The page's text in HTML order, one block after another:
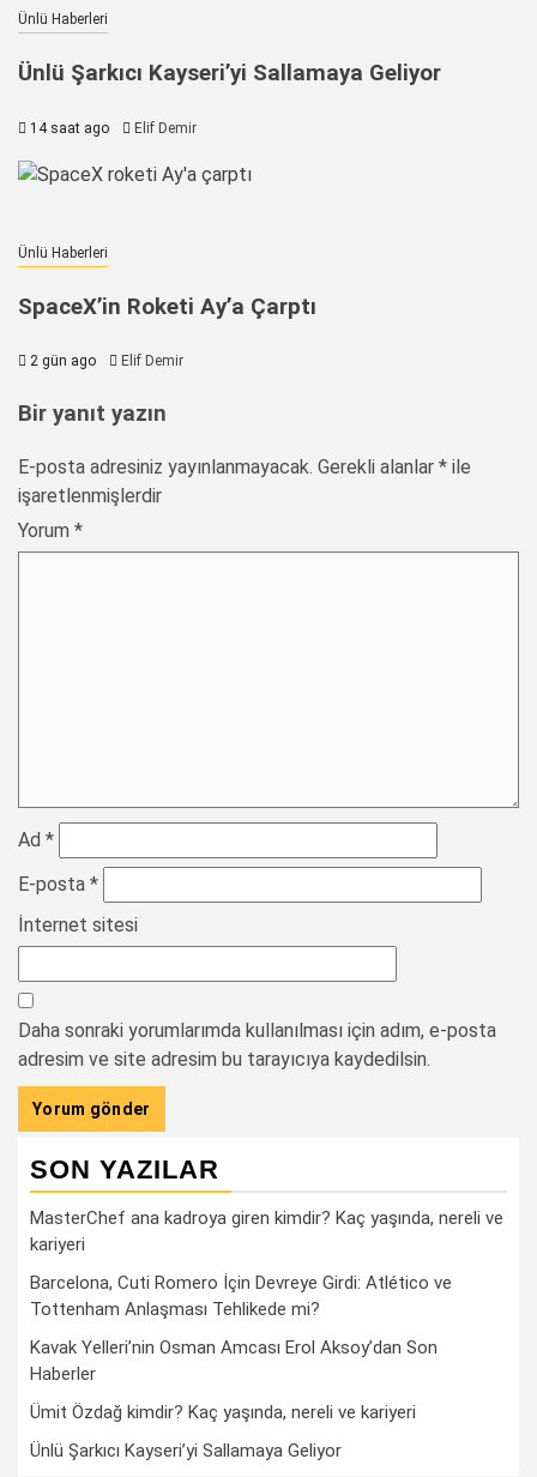
Ünlü Haberleri
Ünlü Şarkıcı Kayseri’yi Sallamaya Geliyor
14 saat ago Elif Demir
Ünlü Haberleri
SpaceX’in Roketi Ay’a Çarptı
2 gün ago Elif Demir
Bir yanıt yazın
E-posta adresiniz yayınlanmayacak. Gerekli alanlar * ile
işaretlenmişlerdir
Yorum *
Ad *
E-posta *
İnternet sitesi
Daha sonraki yorumlarımda kullanılması için adım, e-posta
adresim ve site adresim bu tarayıcıya kaydedilsin.
SON YAZILAR
MasterChef ana kadroya giren kimdir? Kaç yaşında, nereli ve
kariyeri
Barcelona, Cuti Romero İçin Devreye Girdi: Atlético ve
Tottenham Anlaşması Tehlikede mi?
Kavak Yelleri’nin Osman Amcası Erol Aksoy’dan Son
Haberler
Ümit Özdağ kimdir? Kaç yaşında, nereli ve kariyeri
Ünlü Şarkıcı Kayseri’yi Sallamaya Geliyor